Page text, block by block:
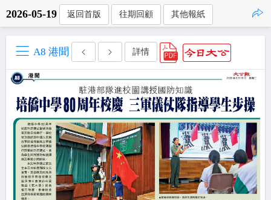
2026-05-19 返回首版 往期回顧 其他報紙
A8 港聞 詳情